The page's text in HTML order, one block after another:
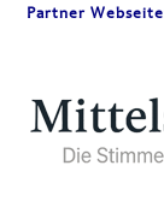
Partner